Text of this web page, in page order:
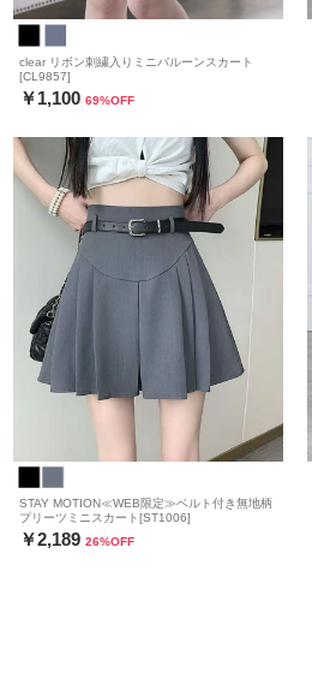
clear リボン刺繍入りミニバルーンスカート
[CL9857]
￥1,100 69%OFF
STAY MOTION≪WEB限定≫ベルト付き無地柄
プリーツミニスカート[ST1006]
￥2,189 26%OFF